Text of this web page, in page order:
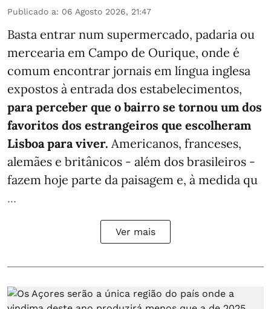
Publicado a: 06 Agosto 2026, 21:47
Basta entrar num supermercado, padaria ou
mercearia em Campo de Ourique, onde é
comum encontrar jornais em língua inglesa
expostos à entrada dos estabelecimentos,
para perceber que o bairro se tornou um dos
favoritos dos estrangeiros que escolheram
Lisboa para viver. Americanos, franceses,
alemães e britânicos - além dos brasileiros -
fazem hoje parte da paisagem e, à medida qu
...
Ver mais